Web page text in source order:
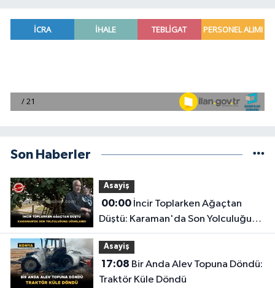
Son Haberler
Asayiş
00:00İncir Toplarken Ağaçtan
Düştü: Karaman'da Son Yolculuğuna
Uğurlandı
Asayiş
17:08
Traktör Küle Döndü